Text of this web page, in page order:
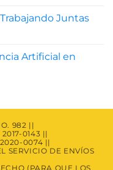
Juntas
Artificial en
982 ||
0143 ||
2020-0074 ||
SERVICIO DE ENVÍOS
(PARA QUE LOS